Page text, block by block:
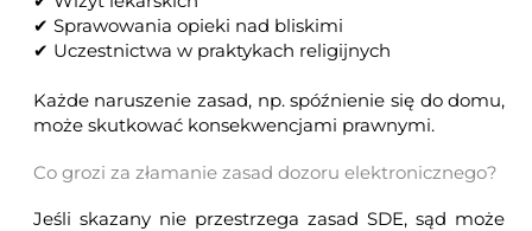
✔ Sprawowania opieki nad bliskimi
✔ Uczestnictwa w praktykach religijnych
Każde naruszenie zasad, np. spóźnienie się do domu,
może skutkować konsekwencjami prawnymi.
Co grozi za złamanie zasad dozoru elektronicznego?
Jeśli skazany nie przestrzega zasad SDE, sąd może